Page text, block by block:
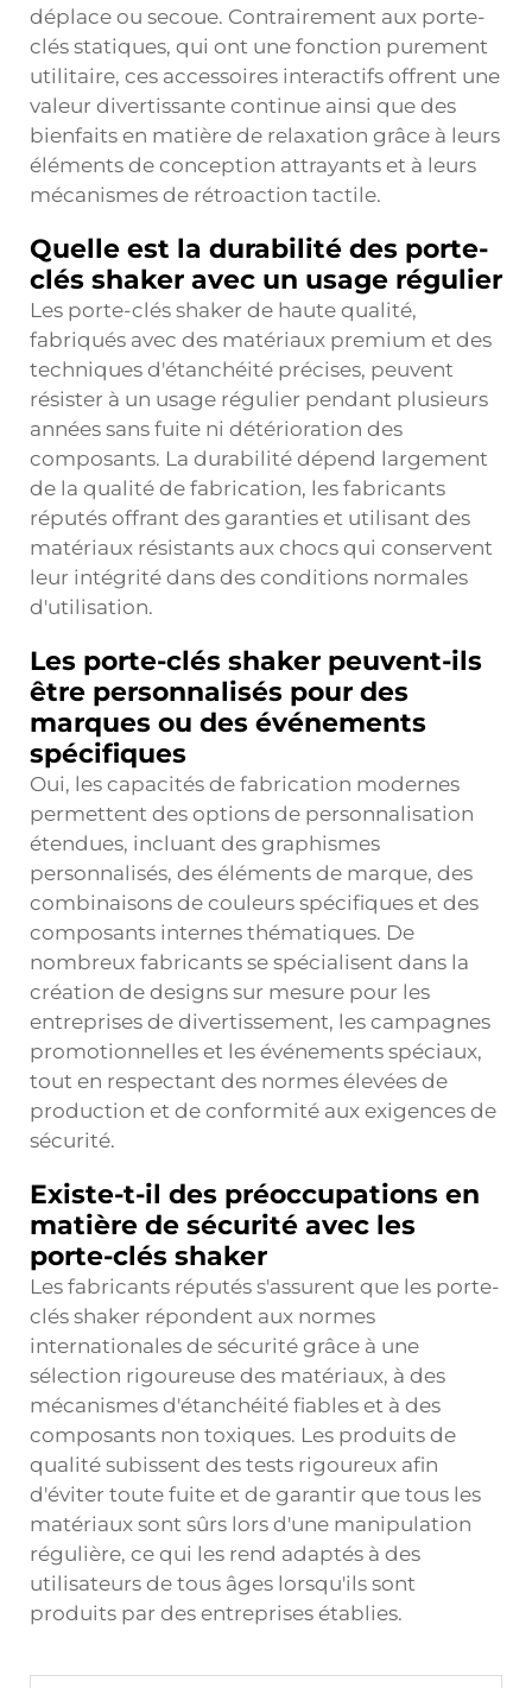
déplace ou secoue. Contrairement aux porte-
clés statiques, qui ont une fonction purement
utilitaire, ces accessoires interactifs offrent une
valeur divertissante continue ainsi que des
bienfaits en matière de relaxation grâce à leurs
éléments de conception attrayants et à leurs
mécanismes de rétroaction tactile.
Quelle est la durabilité des porte-
clés shaker avec un usage régulier
Les porte-clés shaker de haute qualité,
fabriqués avec des matériaux premium et des
techniques d'étanchéité précises, peuvent
résister à un usage régulier pendant plusieurs
années sans fuite ni détérioration des
composants. La durabilité dépend largement
de la qualité de fabrication, les fabricants
réputés offrant des garanties et utilisant des
matériaux résistants aux chocs qui conservent
leur intégrité dans des conditions normales
d'utilisation.
Les porte-clés shaker peuvent-ils
être personnalisés pour des
marques ou des événements
spécifiques
Oui, les capacités de fabrication modernes
permettent des options de personnalisation
étendues, incluant des graphismes
personnalisés, des éléments de marque, des
combinaisons de couleurs spécifiques et des
composants internes thématiques. De
nombreux fabricants se spécialisent dans la
création de designs sur mesure pour les
entreprises de divertissement, les campagnes
promotionnelles et les événements spéciaux,
tout en respectant des normes élevées de
production et de conformité aux exigences de
sécurité.
Existe-t-il des préoccupations en
matière de sécurité avec les
porte-clés shaker
Les fabricants réputés s'assurent que les porte-
clés shaker répondent aux normes
internationales de sécurité grâce à une
sélection rigoureuse des matériaux, à des
mécanismes d'étanchéité fiables et à des
composants non toxiques. Les produits de
qualité subissent des tests rigoureux afin
d'éviter toute fuite et de garantir que tous les
matériaux sont sûrs lors d'une manipulation
régulière, ce qui les rend adaptés à des
utilisateurs de tous âges lorsqu'ils sont
produits par des entreprises établies.